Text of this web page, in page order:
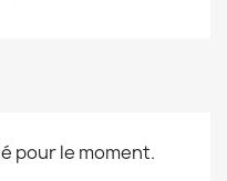
pour le moment.